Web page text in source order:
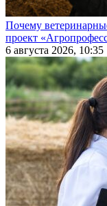
Почему
проект
6 августа 2026, 10:35